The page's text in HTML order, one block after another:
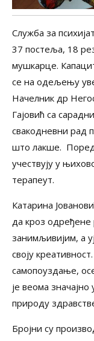
Служба за
37 постеља, 18
мушкарце.
се на одељењу
Начелник др
Гајовић са
свакодневни рад
што лакше. Поред
учествују у
терапеут.
Катарина
да кроз одређене
занимљивијим, а
своју
самопоуздање,
је веома
природу
Бројни су